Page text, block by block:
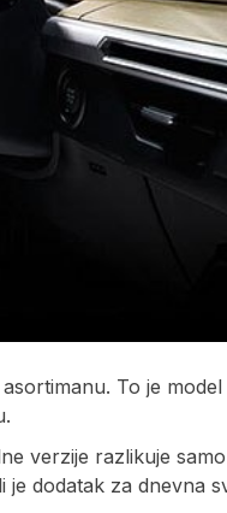
To je model
verzije razlikuje
je dodatak za dnevna